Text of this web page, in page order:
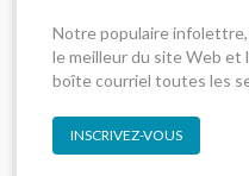
Notre populaire infolettre,
le meilleur du site Web
boîte courriel toutes les
INSCRIVEZ-VOUS